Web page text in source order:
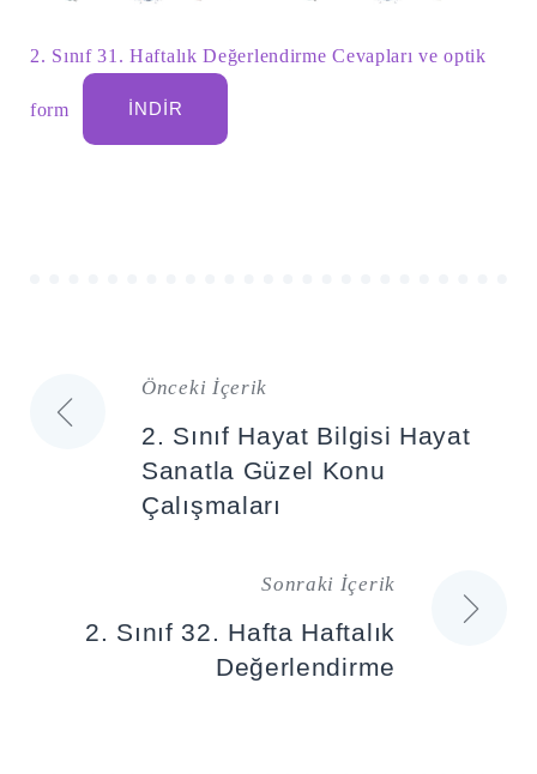
2. Sınıf 31. Haftalık Değerlendirme Cevapları ve optik
form İNDIR
Yazı
gezinmesi
Önceki İçerik
2. Sınıf Hayat Bilgisi Hayat
Sanatla Güzel Konu
Çalışmaları
Sonraki İçerik
2. Sınıf 32. Hafta Haftalık
Değerlendirme